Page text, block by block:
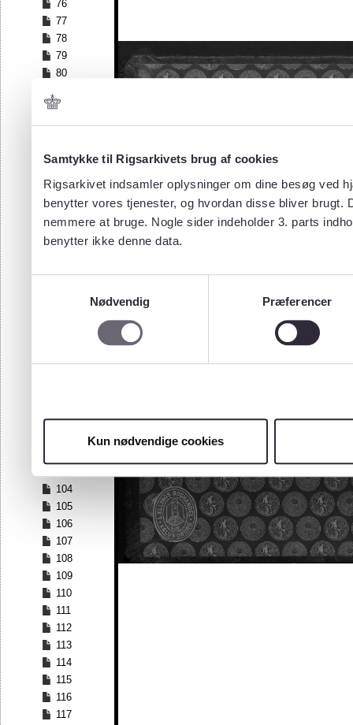
Samtykke til Rigsarkivets brug af cookies
Rigsarkivet indsamler oplysninger om dine besøg ved
benytter vores tjenester, og hvordan disse bliver
nemmere at bruge. Nogle sider indeholder 3. parts
benytter ikke denne data.
Nødvendig
Præferencer
Kun nødvendige cookies
76
77
78
79
80
82
83
85
87
88
89
90
97
100
104
105
106
107
108
109
110
111
112
113
114
115
116
117